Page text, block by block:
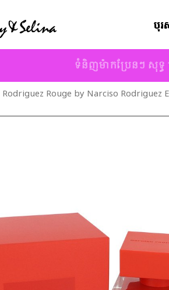
បុ
ទំនិញម៉ាកប្រែនៗ សុទ្ធ
Rouge by Narciso Rodriguez